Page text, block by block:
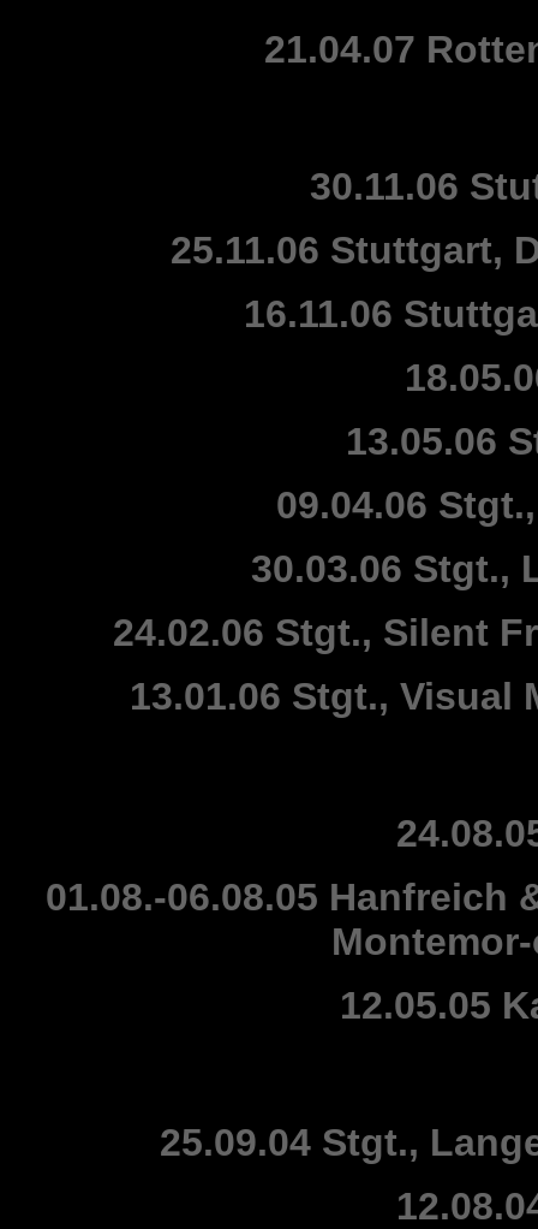
21.04.07
30.11.06
25.11.06 Stuttgart,
16.11.06
13.05.06
09.04.06
30.03.06 Stgt.,
24.02.06 Stgt., Silent
13.01.06 Stgt., Visual
01.08.-06.08.05 Hanfreich
12.05.05
25.09.04 Stgt.,